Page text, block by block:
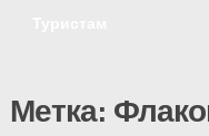
Метка: